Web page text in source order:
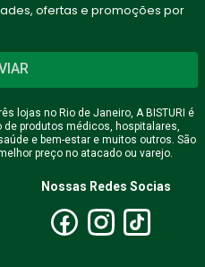
ofertas e promoções por
lojas no Rio de Janeiro, A BISTURI é
produtos médicos, hospitalares,
e bem-estar e muitos outros. São
preço no atacado ou varejo.
Nossas Redes Socias